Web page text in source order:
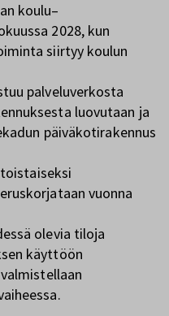
koulu–
2028, kun
siirtyy koulun
palveluverkosta
luovutaan ja
päiväkotirakennus
vuonna
olevia tiloja
käyttöön